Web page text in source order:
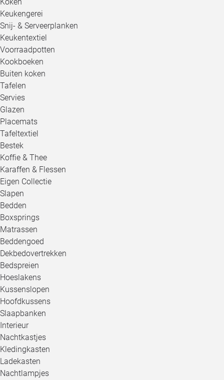
Keukengerei
Snij- & Serveerplanken
Keukentextiel
Voorraadpotten
Kookboeken
Buiten koken
Tafelen
Servies
Glazen
Placemats
Tafeltextiel
Bestek
Koffie & Thee
Karaffen & Flessen
Eigen Collectie
Slapen
Bedden
Boxsprings
Matrassen
Beddengoed
Dekbedovertrekken
Bedspreien
Hoeslakens
Kussenslopen
Hoofdkussens
Slaapbanken
Interieur
Nachtkastjes
Kledingkasten
Ladekasten
Nachtlampjes